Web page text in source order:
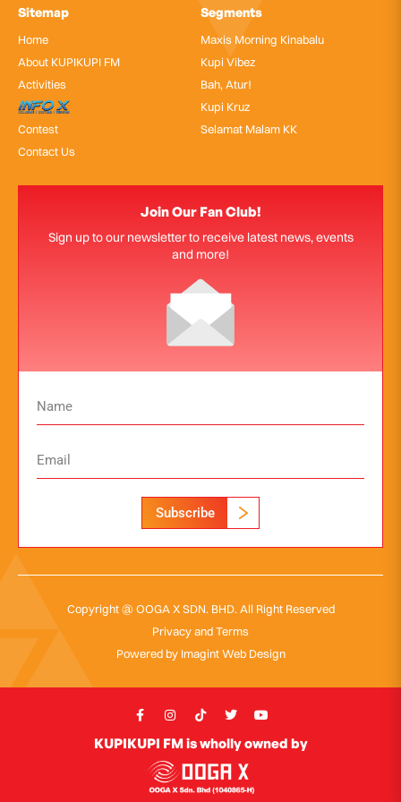
Sitemap
Home
About KUPIKUPI FM
Activities
InfoX
Contest
Contact Us
Segments
Maxis Morning Kinabalu
Kupi Vibez
Bah, Atur!
Kupi Kruz
Selamat Malam KK
Join Our Fan Club!
Sign up to our newsletter to receive latest news, events
and more!
Subscribe
Copyright @ OOGA X SDN. BHD. All Right Reserved
Privacy and Terms
Powered by Imagint Web Design
KUPIKUPI FM is wholly owned by